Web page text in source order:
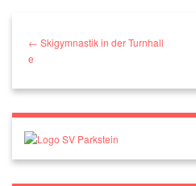
← Skigymnastik in der Turnhall
e